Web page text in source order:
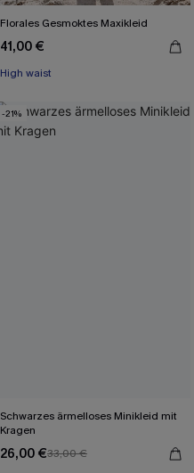
Florales Gesmoktes Maxikleid
41,00 €
High waist
-21%
Schwarzes ärmelloses Minikleid mit
Kragen
26,00 €33,00 €